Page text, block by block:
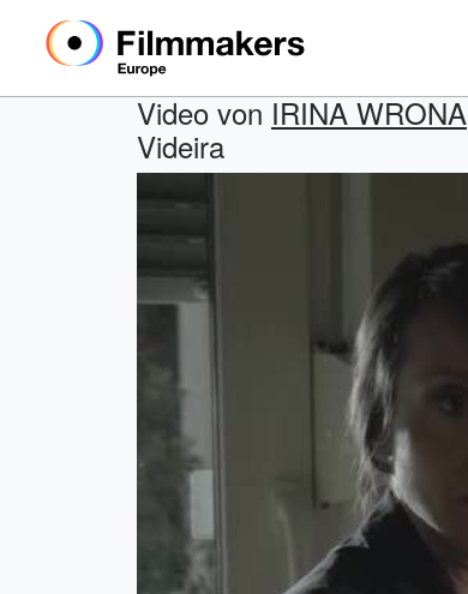
Video von IRINA WRONA
Videira